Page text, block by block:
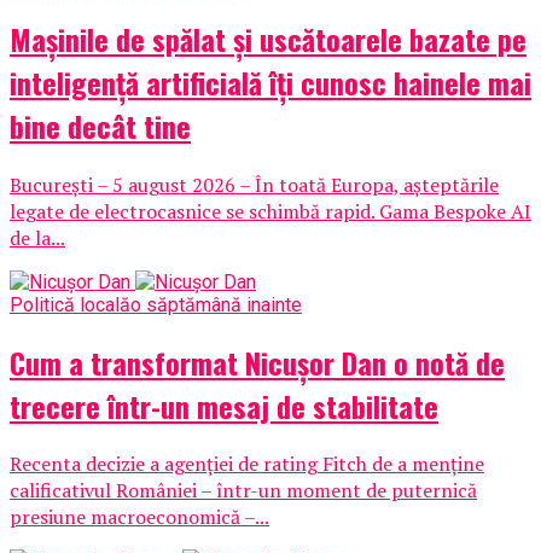
Mașinile de spălat și uscătoarele bazate pe
inteligență artificială îți cunosc hainele mai
bine decât tine
București – 5 august 2026 – În toată Europa, așteptările
legate de electrocasnice se schimbă rapid. Gama Bespoke AI
de la...
Politică localăo săptămână inainte
Cum a transformat Nicușor Dan o notă de
trecere într-un mesaj de stabilitate
Recenta decizie a agenției de rating Fitch de a menține
calificativul României – într-un moment de puternică
presiune macroeconomică –...